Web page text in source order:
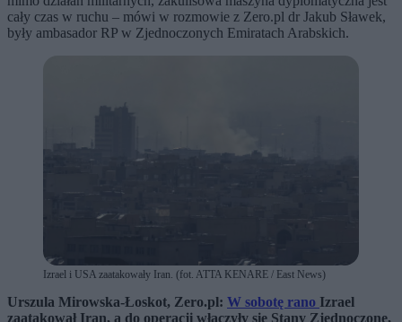
cały czas w ruchu – mówi w rozmowie z Zero.pl dr Jakub Sławek,
były ambasador RP w Zjednoczonych Emiratach Arabskich.
Izrael i USA zaatakowały Iran. (fot. ATTA KENARE / East News)
Urszula Mirowska-Łoskot, Zero.pl: W sobotę rano Izrael
zaatakował Iran, a do operacji włączyły się Stany Zjednoczone,